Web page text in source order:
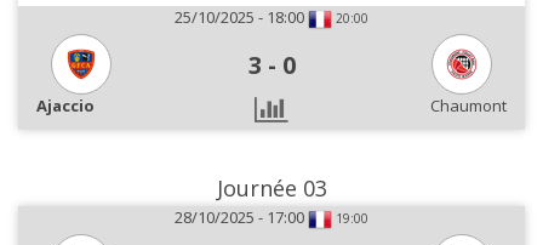
25/10/2025 - 18:00
20:00
3 - 0
Ajaccio Chaumont
Journée 03
28/10/2025 - 17:00 19:00